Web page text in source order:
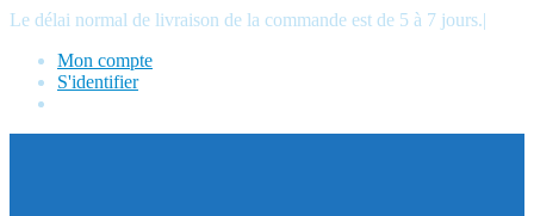
Le délai normal de livraison de la commande est de 5 à 7 jours.|
Mon compte
S'identifier